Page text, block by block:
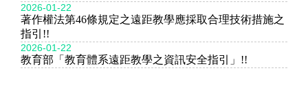
2026-01-22
著作權法第46條規定之遠距教學應採取合理技術措施之
指引!!
2026-01-22
教育部「教育體系遠距教學之資訊安全指引」!!